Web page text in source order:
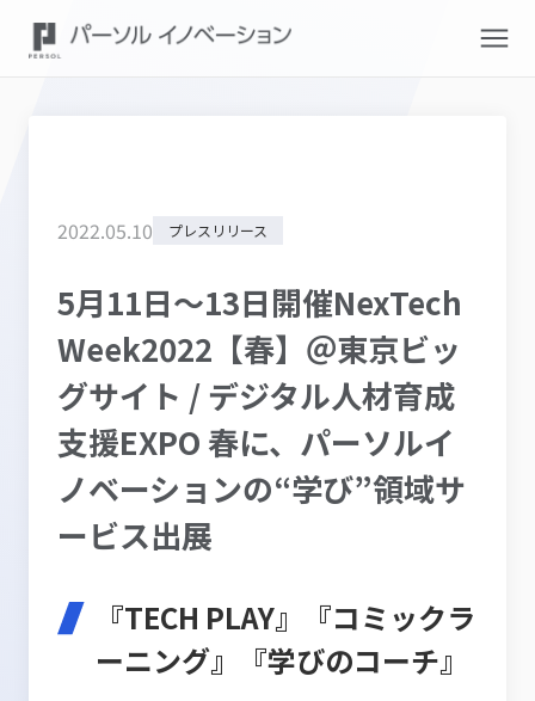
2022.05.10 プレスリリース
5月11日～13日開催NexTech
Week2022【春】＠東京ビッ
グサイト / デジタル人材育成
支援EXPO 春に、パーソルイ
ノベーションの“学び”領域サ
ービス出展
『TECH PLAY』『コミックラ
ーニング』『学びのコーチ』